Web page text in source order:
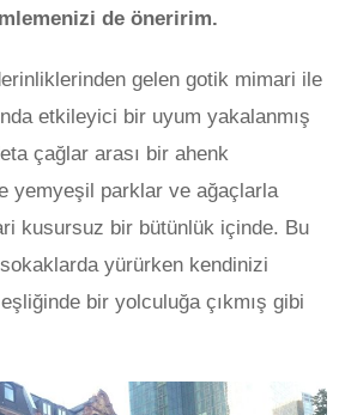
de öneririm.
gelen gotik mimari ile
etkileyici bir uyum yakalanmış
çağlar arası bir ahenk
yemyeşil parklar ve ağaçlarla
kusursuz bir bütünlük içinde. Bu
yürürken kendinizi
bir yolculuğa çıkmış gibi